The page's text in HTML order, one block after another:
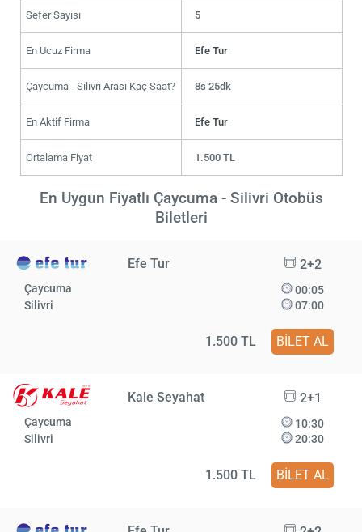
Sefer Sayısı 5
En Ucuz Firma Efe Tur
Çaycuma - Silivri Arası Kaç Saat? 8s 25dk
En Aktif Firma Efe Tur
Ortalama Fiyat 1.500 TL
En Uygun Fiyatlı Çaycuma - Silivri Otobüs
Biletleri
Efe Tur 2+2
Çaycuma
Silivri
00:05
07:00
1.500 TL BİLET AL
Kale Seyahat 2+1
Çaycuma
Silivri
10:30
20:30
1.500 TL BİLET AL